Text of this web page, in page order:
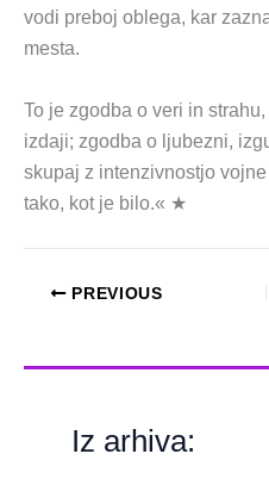
vodi preboj oblega, kar
mesta.
To je zgodba o veri in
izdaji; zgodba o ljubezni,
skupaj z intenzivnostjo
tako, kot je bilo.« ★
PREVIOUS
Iz arhiva: